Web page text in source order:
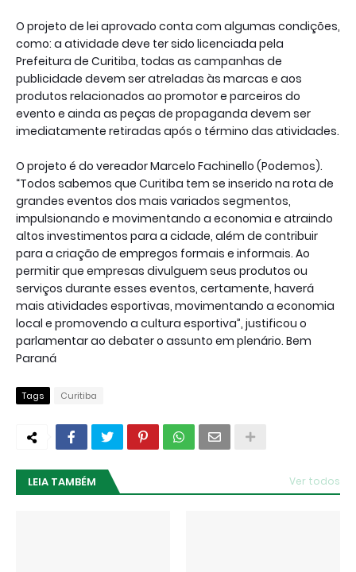
O projeto de lei aprovado conta com algumas condições,
como: a atividade deve ter sido licenciada pela
Prefeitura de Curitiba, todas as campanhas de
publicidade devem ser atreladas às marcas e aos
produtos relacionados ao promotor e parceiros do
evento e ainda as peças de propaganda devem ser
imediatamente retiradas após o término das atividades.
O projeto é do vereador Marcelo Fachinello (Podemos).
“Todos sabemos que Curitiba tem se inserido na rota de
grandes eventos dos mais variados segmentos,
impulsionando e movimentando a economia e atraindo
altos investimentos para a cidade, além de contribuir
para a criação de empregos formais e informais. Ao
permitir que empresas divulguem seus produtos ou
serviços durante esses eventos, certamente, haverá
mais atividades esportivas, movimentando a economia
local e promovendo a cultura esportiva”, justificou o
parlamentar ao debater o assunto em plenário. Bem
Paraná
Tags Curitiba
LEIA TAMBÉM Ver todos